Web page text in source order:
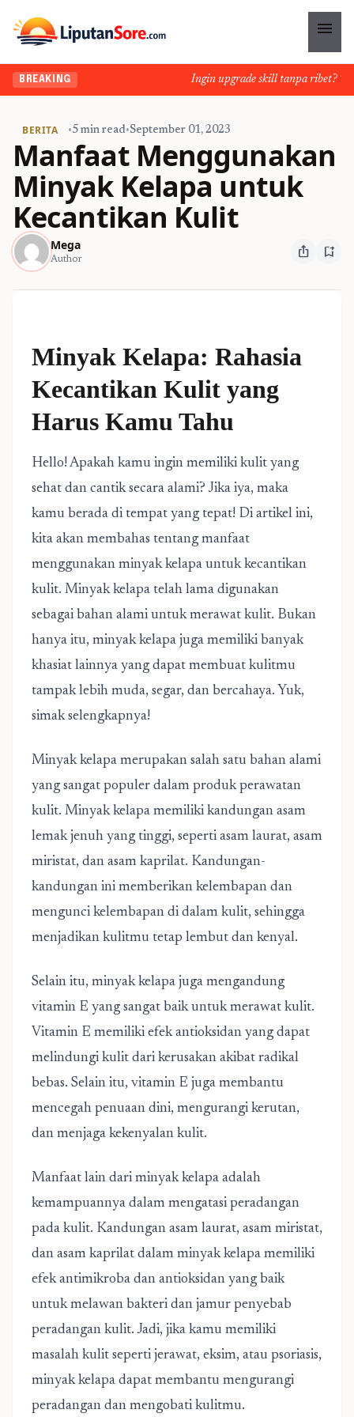
menu
BREAKING Ingin upgrade skill tanpa ribet?
BERITA •5 min read•September 01, 2023
Manfaat Menggunakan
Minyak Kelapa untuk
Kecantikan Kulit
Mega
Author ios_share bookmark_add
Minyak Kelapa: Rahasia
Kecantikan Kulit yang
Harus Kamu Tahu
Hello! Apakah kamu ingin memiliki kulit yang
sehat dan cantik secara alami? Jika iya, maka
kamu berada di tempat yang tepat! Di artikel ini,
kita akan membahas tentang manfaat
menggunakan minyak kelapa untuk kecantikan
kulit. Minyak kelapa telah lama digunakan
sebagai bahan alami untuk merawat kulit. Bukan
hanya itu, minyak kelapa juga memiliki banyak
khasiat lainnya yang dapat membuat kulitmu
tampak lebih muda, segar, dan bercahaya. Yuk,
simak selengkapnya!
Minyak kelapa merupakan salah satu bahan alami
yang sangat populer dalam produk perawatan
kulit. Minyak kelapa memiliki kandungan asam
lemak jenuh yang tinggi, seperti asam laurat, asam
miristat, dan asam kaprilat. Kandungan-
kandungan ini memberikan kelembapan dan
mengunci kelembapan di dalam kulit, sehingga
menjadikan kulitmu tetap lembut dan kenyal.
Selain itu, minyak kelapa juga mengandung
vitamin E yang sangat baik untuk merawat kulit.
Vitamin E memiliki efek antioksidan yang dapat
melindungi kulit dari kerusakan akibat radikal
bebas. Selain itu, vitamin E juga membantu
mencegah penuaan dini, mengurangi kerutan,
dan menjaga kekenyalan kulit.
Manfaat lain dari minyak kelapa adalah
kemampuannya dalam mengatasi peradangan
pada kulit. Kandungan asam laurat, asam miristat,
dan asam kaprilat dalam minyak kelapa memiliki
efek antimikroba dan antioksidan yang baik
untuk melawan bakteri dan jamur penyebab
peradangan kulit. Jadi, jika kamu memiliki
masalah kulit seperti jerawat, eksim, atau psoriasis,
minyak kelapa dapat membantu mengurangi
peradangan dan mengobati kulitmu.